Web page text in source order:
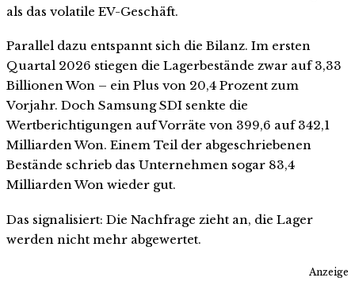
als das volatile EV-Geschäft.
Parallel dazu entspannt sich die Bilanz. Im ersten
Quartal 2026 stiegen die Lagerbestände zwar auf 3,33
Billionen Won – ein Plus von 20,4 Prozent zum
Vorjahr. Doch Samsung SDI senkte die
Wertberichtigungen auf Vorräte von 399,6 auf 342,1
Milliarden Won. Einem Teil der abgeschriebenen
Bestände schrieb das Unternehmen sogar 83,4
Milliarden Won wieder gut.
Das signalisiert: Die Nachfrage zieht an, die Lager
werden nicht mehr abgewertet.
Anzeige